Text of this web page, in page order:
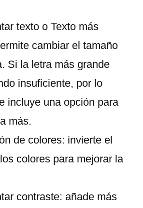
texto o Texto más
cambiar el tamaño
Si la letra más grande
insuficiente, por lo
incluye una opción para
más.
de colores: invierte el
colores para mejorar la
contraste: añade más